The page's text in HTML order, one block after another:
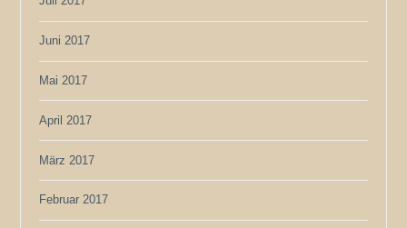
Juni 2017
Mai 2017
April 2017
März 2017
Februar 2017